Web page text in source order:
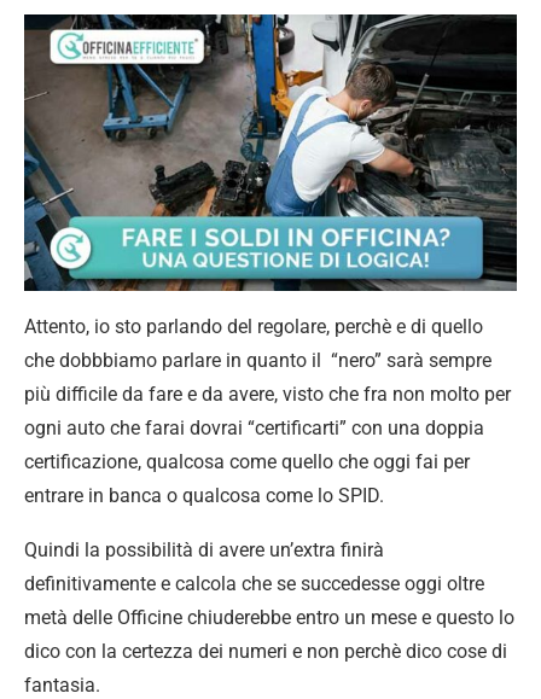
Attento, io sto parlando del regolare, perchè e di quello
che dobbbiamo parlare in quanto il “nero” sarà sempre
più difficile da fare e da avere, visto che fra non molto per
ogni auto che farai dovrai “certificarti” con una doppia
certificazione, qualcosa come quello che oggi fai per
entrare in banca o qualcosa come lo SPID.
Quindi la possibilità di avere un’extra finirà
definitivamente e calcola che se succedesse oggi oltre
metà delle Officine chiuderebbe entro un mese e questo lo
dico con la certezza dei numeri e non perchè dico cose di
fantasia.